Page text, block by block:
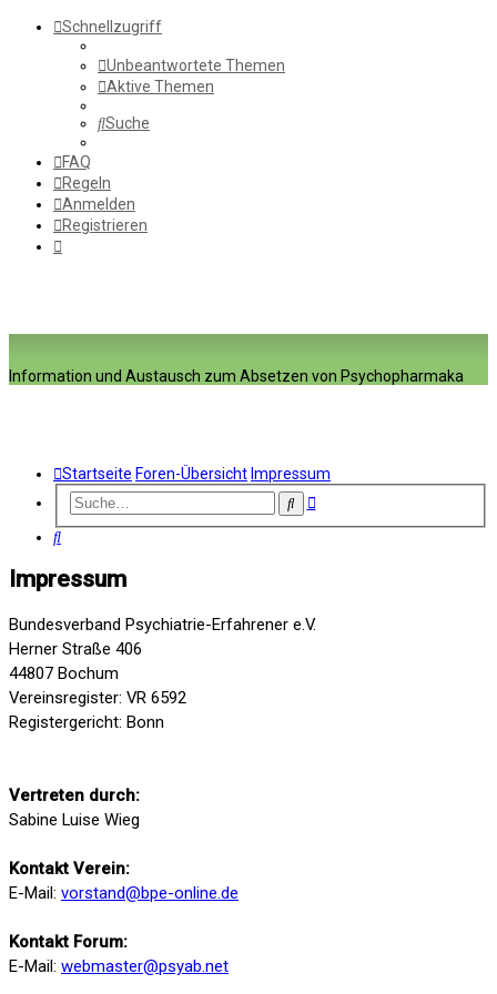
Schnellzugriff
Unbeantwortete Themen
Aktive Themen
Suche
FAQ
Regeln
Anmelden
Registrieren
Information und Austausch zum Absetzen von Psychopharmaka
Startseite Foren-Übersicht Impressum
SucheErweiterte
Suche
Impressum
Bundesverband Psychiatrie-Erfahrener e.V.
Herner Straße 406
44807 Bochum
Vereinsregister: VR 6592
Registergericht: Bonn
Vertreten durch:
Sabine Luise Wieg
Kontakt Verein:
E-Mail: vorstand@bpe-online.de
Kontakt Forum:
E-Mail: webmaster@psyab.net